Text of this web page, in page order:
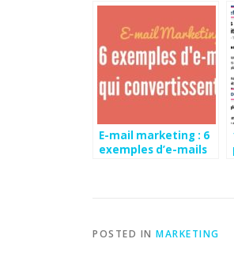
E-mail marketing : 6
exemples d’e-mails
POSTED IN MARKETING